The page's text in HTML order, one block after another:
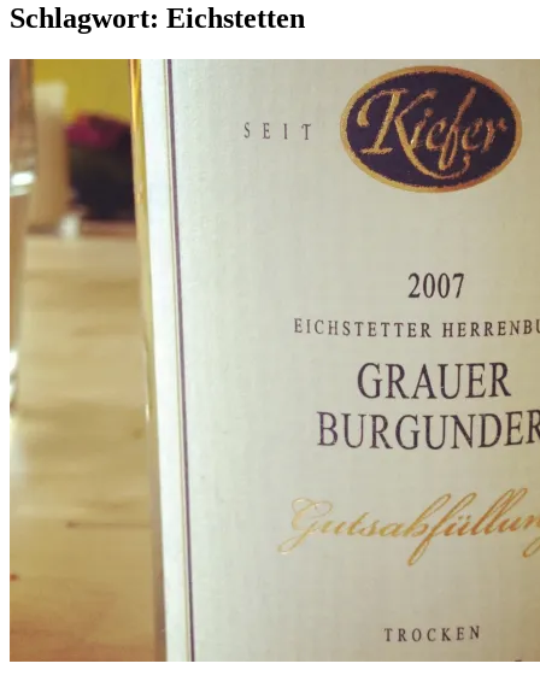
Schlagwort: Eichstetten